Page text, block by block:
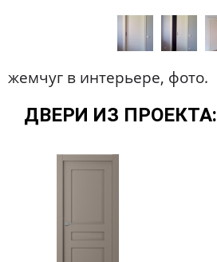
жемчуг в интерьере, фото.
ДВЕРИ ИЗ ПРОЕКТА: